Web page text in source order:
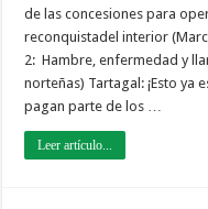
de las concesiones para
reconquistadel interior
2: Hambre, enfermedad y
norteñas) Tartagal: ¡Esto ya
pagan parte de los …
Leer artículo...